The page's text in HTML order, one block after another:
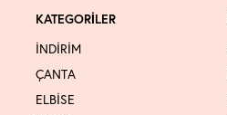
KATEGORİLER
İNDİRİM
ÇANTA
ELBİSE